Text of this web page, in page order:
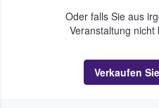
Oder falls Sie aus
Veranstaltung
Verkaufen